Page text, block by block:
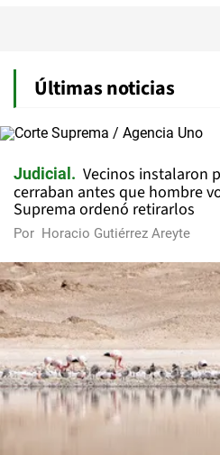
Últimas noticias
Judicial
Vecinos instalaron
cerraban antes que hombre
Suprema ordenó retirarlos
Por Horacio Gutiérrez Areyte